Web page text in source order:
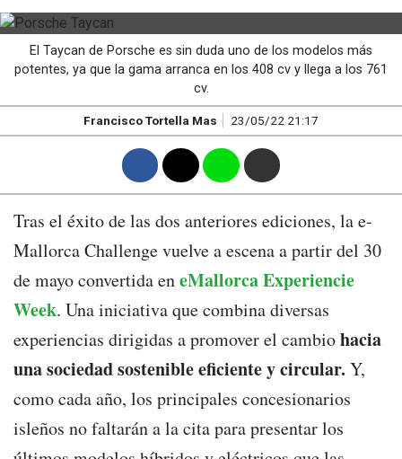
El Taycan de Porsche es sin duda uno de los modelos más
potentes, ya que la gama arranca en los 408 cv y llega a los 761
cv.
Francisco Tortella Mas 23/05/22 21:17
Tras el éxito de las dos anteriores ediciones, la e-
Mallorca Challenge vuelve a escena a partir del 30
de mayo convertida eneMallorca Experiencie
Week. Una iniciativa que combina diversas
experiencias dirigidas a promover el cambiohacia
una sociedad sostenible eficiente y circular. Y,
como cada año, los principales concesionarios
isleños no faltarán a la cita para presentar los